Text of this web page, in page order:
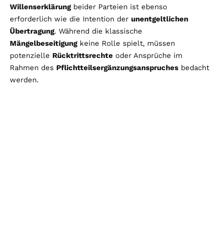
Willenserklärungbeider Parteien ist ebenso
erforderlich wie die Intention der unentgeltlichen
Übertragung. Während die klassische
Mängelbeseitigungkeine Rolle spielt, müssen
potenzielle Rücktrittsrechte oder Ansprüche im
Rahmen des Pflichtteilsergänzungsanspruches bedacht
werden.